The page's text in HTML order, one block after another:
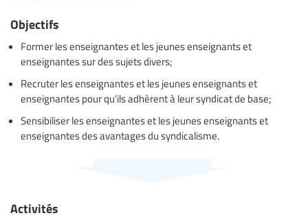
Objectifs
Former les enseignantes et les jeunes enseignants et
enseignantes sur des sujets divers;
Recruter les enseignantes et les jeunes enseignants et
enseignantes pour qu’ils adhèrent à leur syndicat de base;
Sensibiliser les enseignantes et les jeunes enseignants et
enseignantes des avantages du syndicalisme.
Activités